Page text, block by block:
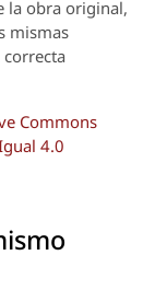
la obra original,
mismas
correcta
Commons
4.0